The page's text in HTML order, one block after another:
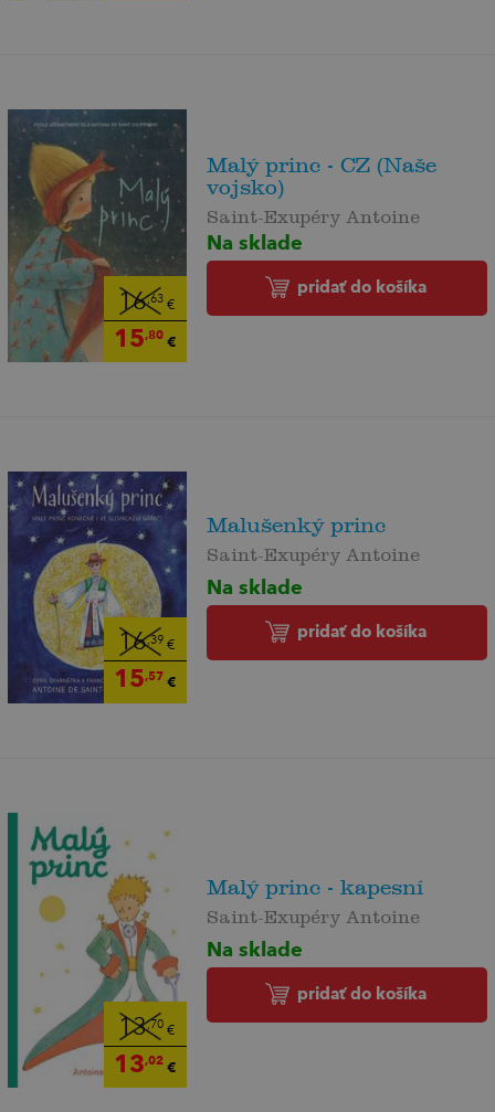
16,63€
15,80€
Malý princ - CZ (Naše
vojsko)
Saint-Exupéry Antoine
Na sklade
pridať do košíka
16,39 €
15,57 €
Malušenký princ
Saint-Exupéry Antoine
Na sklade
pridať do košíka
13,70€
13,02€
Malý princ - kapesní
Saint-Exupéry Antoine
Na sklade
pridať do košíka